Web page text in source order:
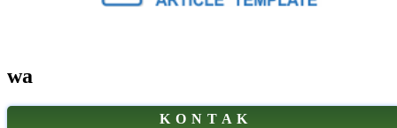
wa
K O N T A K